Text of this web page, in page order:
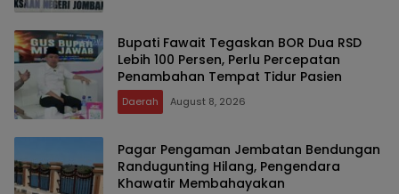
Bupati Fawait Tegaskan BOR Dua RSD
Lebih 100 Persen, Perlu Percepatan
Penambahan Tempat Tidur Pasien
Daerah August 8, 2026
Pagar Pengaman Jembatan Bendungan
Randugunting Hilang, Pengendara
Khawatir Membahayakan